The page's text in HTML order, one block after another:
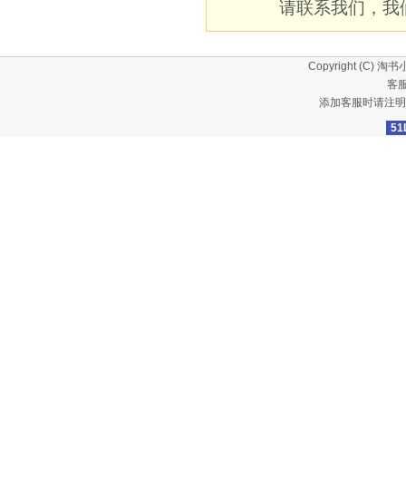
请联系我们，我
Copyright (C) 淘书
客
添加客服时请注